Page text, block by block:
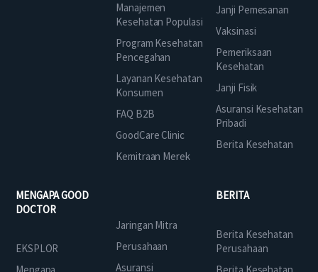
Manajemen
Kesehatan Populasi
Program Kesehatan
Pencegahan
Layanan Kesehatan
Konsumen
FAQ B2B
GoodCare Clinic
Kemitraan Merek
Janji Pemesanan
Vaksinasi
Pemeriksaan
Kesehatan
Janji Fisik
Asuransi Kesehatan
Pribadi
Berita Kesehatan
MENGAPA GOOD
DOCTOR
EKSPLOR
Jaringan Mitra
Perusahaan
Asuransi
BERITA
Berita Kesehatan
Perusahaan